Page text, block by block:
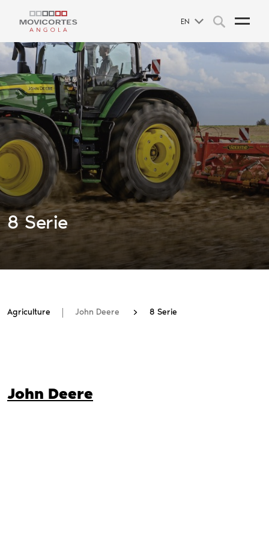
EN
8 Serie
Agriculture John Deere 8 Serie
John Deere